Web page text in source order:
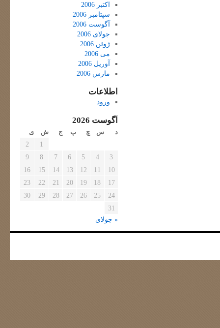
اکتبر 2006
سپتامبر 2006
آگوست 2006
جولای 2006
ژوئن 2006
می 2006
آوریل 2006
مارس 2006
اطلاعات
ورود
آگوست 2026
د س چ پ ج ش ی
1
2
3
4
5
6
7
8
9
10
11
12
13
14
15
16
17
18
19
20
21
22
23
24
25
26
27
28
29
30
31
« جولای